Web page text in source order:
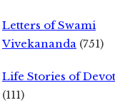
Letters of Swami
Vivekananda (751)
Life Stories of
(111)